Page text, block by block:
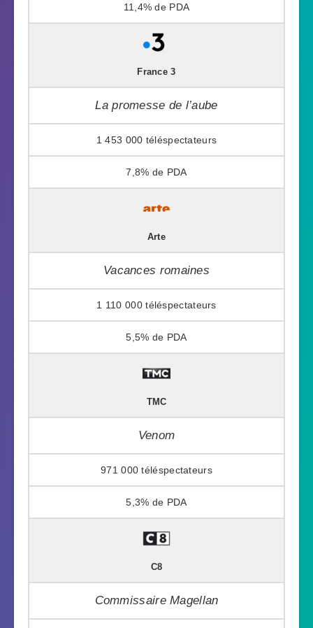
11,4%
France 3
La promesse de l’aube
1 453 000
7,8%
Arte
Vacances romaines
1 110 000
5,5%
TMC
Venom
971 000
5,3%
C8
Commissaire Magellan